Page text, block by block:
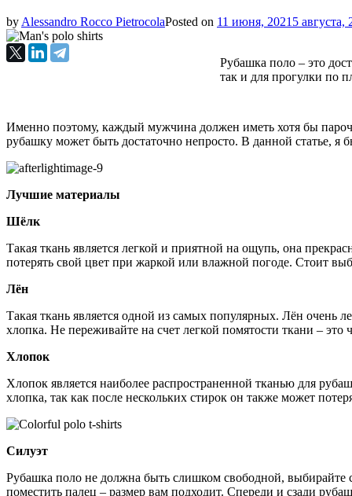
by Alessandro Rocco PietrocolaPosted on 11 июня, 2021 5 августа,
Рубашка поло – это
так и для прогулки по
Именно поэтому, каждый мужчина должен иметь хотя бы
рубашку может быть достаточно непросто. В данной статье, я
Лучшие материалы
Шёлк
Такая ткань является легкой и приятной на ощупь, она
потерять свой цвет при жаркой или влажной погоде. Стоит
Лён
Такая ткань является одной из самых популярных. Лён очень
хлопка. Не переживайте на счет легкой помятости ткани – это
Хлопок
Хлопок является наиболее распространенной тканью для
хлопка, так как после нескольких стирок он также может
Силуэт
Рубашка поло не должна быть слишком свободной,
поместить палец – размер вам подходит. Спереди и сзади